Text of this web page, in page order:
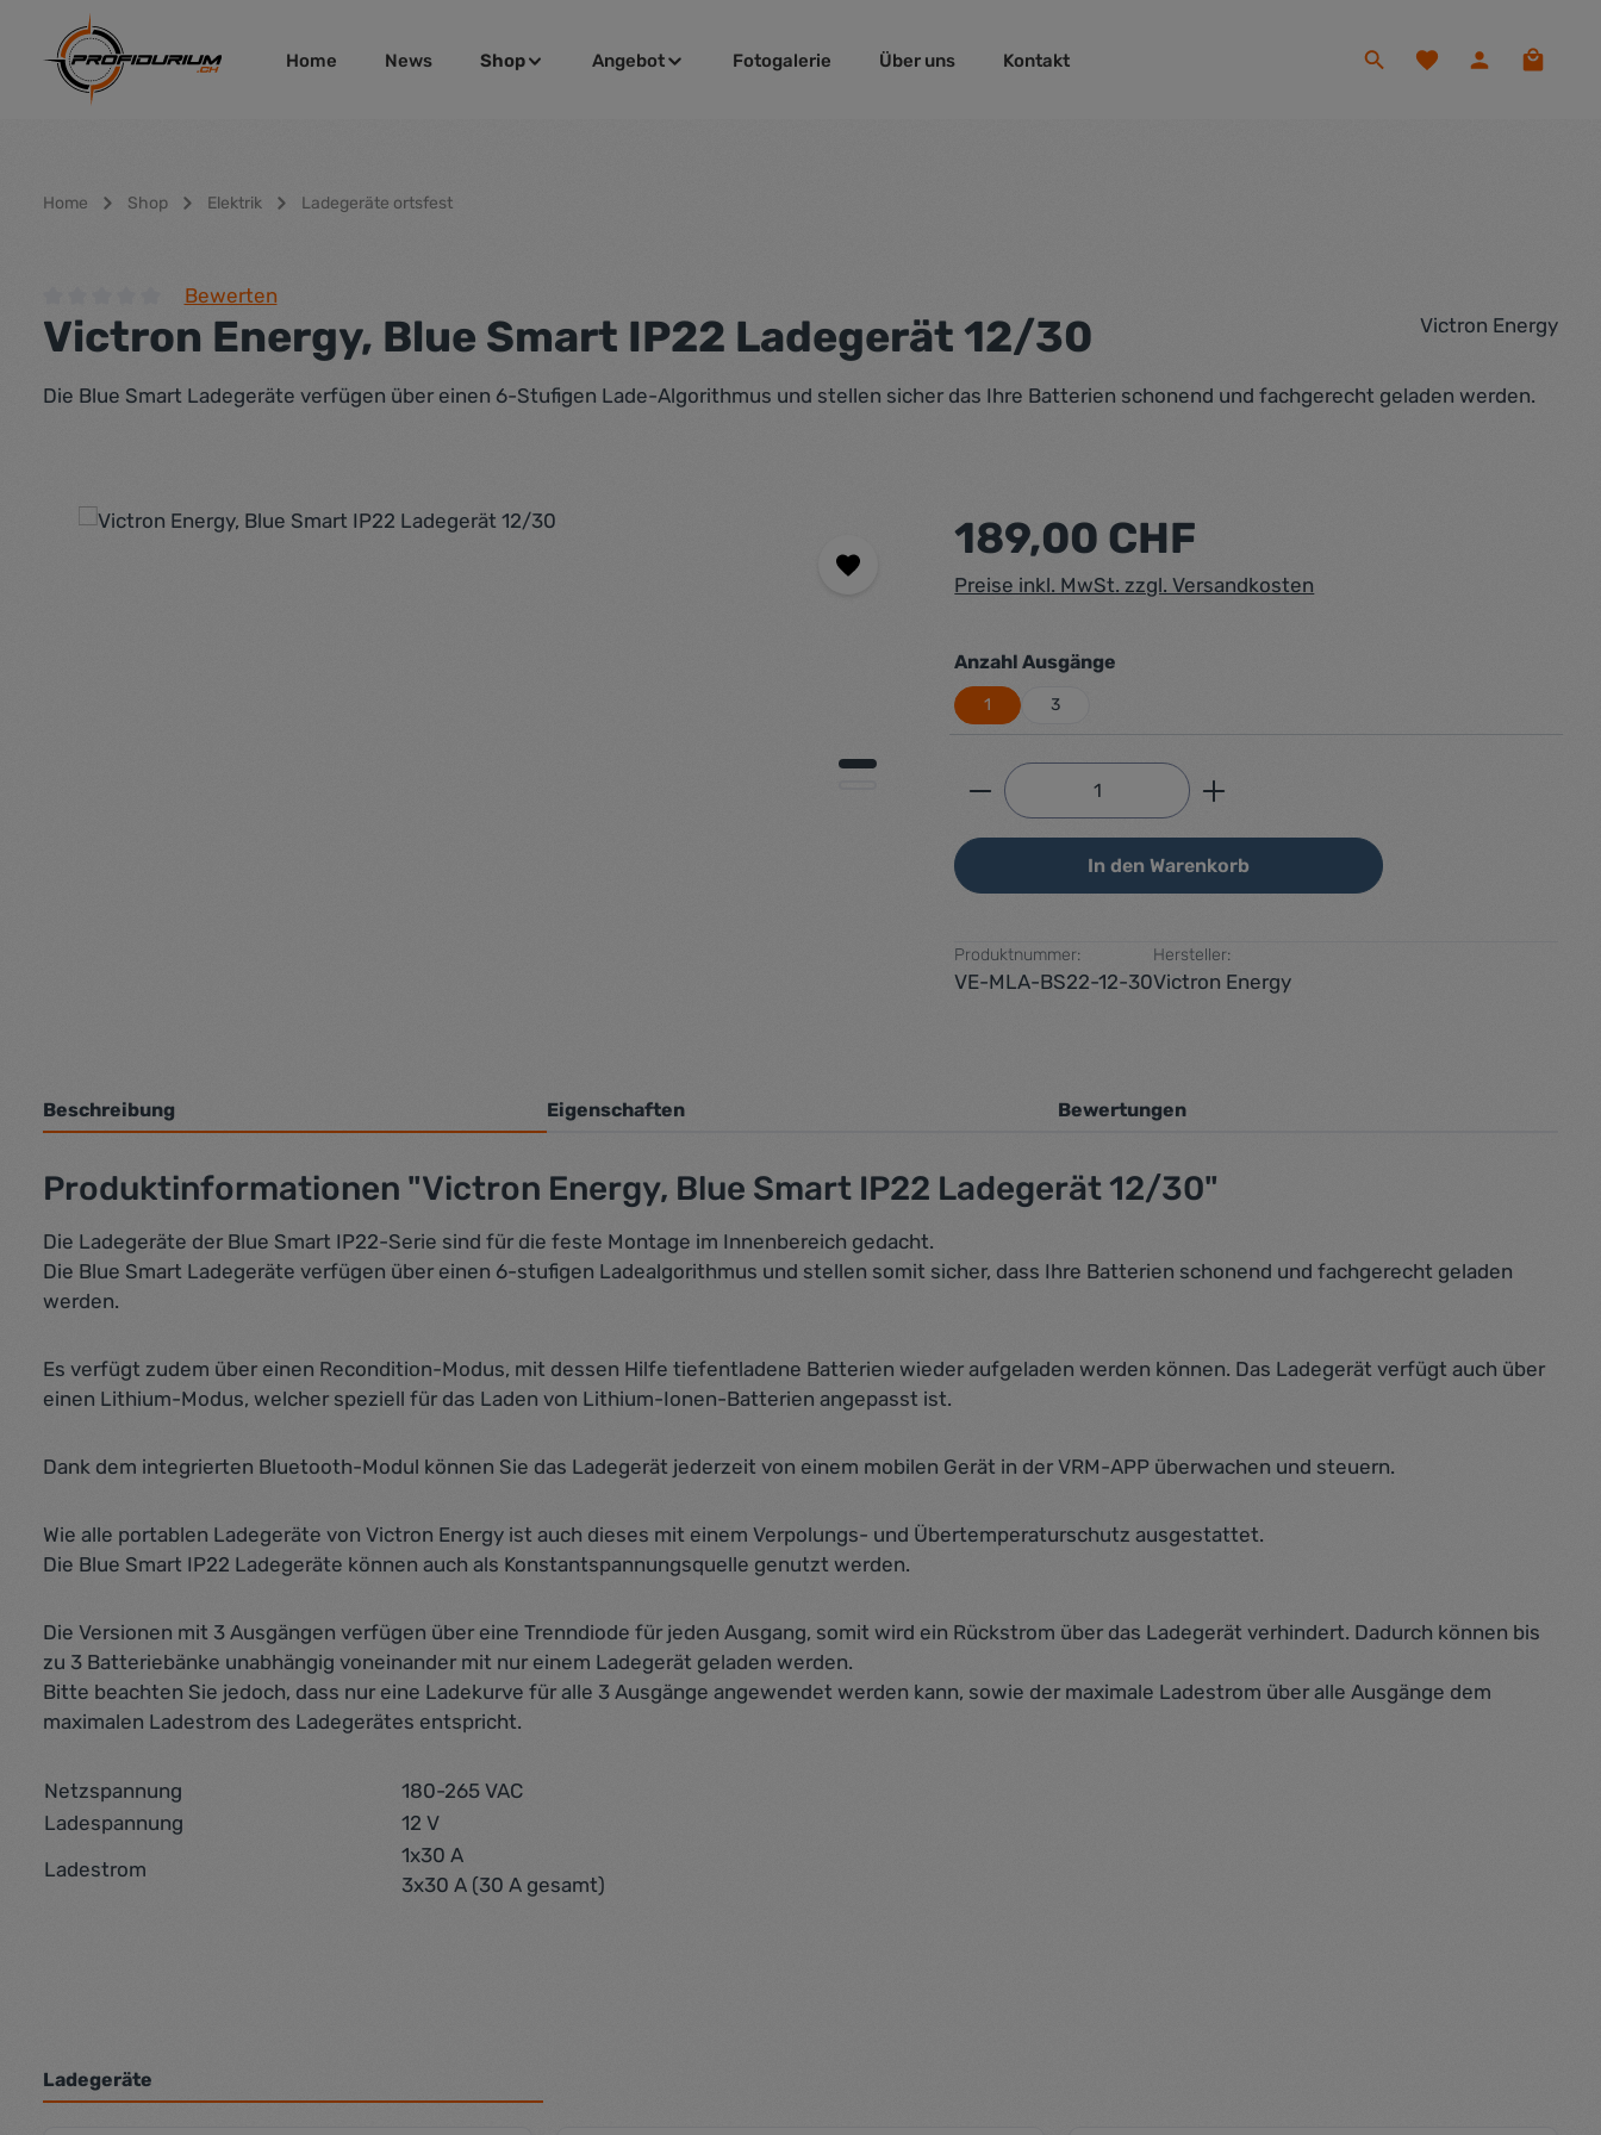
Hauptinhalt springen
Zur Hauptnavigation springen
Home News Shop Angebot Fotogalerie Über uns Kontakt
Du hast 0 Produkte
Home Shop Elektrik Ladegeräte ortsfest
Durchschnittliche Bewertung von 0 von 5 Sternen
Bewerten
Victron Energy, Blue Smart IP22 Ladegerät 12/30 Victron Energy
Die Blue Smart Ladegeräte verfügen über einen 6-Stufigen Lade-Algorithmus und stellen sicher das Ihre Batterien schonend und fachgerecht geladen werden.
Bildergalerie überspringen Regulärer Preis:
189,00 CHF
Preise inkl. MwSt. zzgl. Versandkosten
Anzahl Ausgänge
1 3
Produkt Anzahl: Gib den gewünschten Wert
In den Warenkorb
Produktnummer:
VE-MLA-BS22-12-30
Hersteller:
Victron Energy
Beschreibung Eigenschaften Bewertungen
Produktinformationen "Victron Energy, Blue Smart IP22 Ladegerät 12/30"
Die Ladegeräte der Blue Smart IP22-Serie sind für die feste Montage im Innenbereich gedacht.
Die Blue Smart Ladegeräte verfügen über einen 6-stufigen Ladealgorithmus und stellen somit sicher, dass Ihre Batterien schonend und fachgerecht geladen
werden.
Es verfügt zudem über einen Recondition-Modus, mit dessen Hilfe tiefentladene Batterien wieder aufgeladen werden können. Das Ladegerät verfügt auch über
einen Lithium-Modus, welcher speziell für das Laden von Lithium-Ionen-Batterien angepasst ist.
Dank dem integrierten Bluetooth-Modul können Sie das Ladegerät jederzeit von einem mobilen Gerät in der VRM-APP überwachen und steuern.
Wie alle portablen Ladegeräte von Victron Energy ist auch dieses mit einem Verpolungs- und Übertemperaturschutz ausgestattet.
Die Blue Smart IP22 Ladegeräte können auch als Konstantspannungsquelle genutzt werden.
Die Versionen mit 3 Ausgängen verfügen über eine Trenndiode für jeden Ausgang, somit wird ein Rückstrom über das Ladegerät verhindert. Dadurch können bis
zu 3 Batteriebänke unabhängig voneinander mit nur einem Ladegerät geladen werden.
Bitte beachten Sie jedoch, dass nur eine Ladekurve für alle 3 Ausgänge angewendet werden kann, sowie der maximale Ladestrom über alle Ausgänge dem
maximalen Ladestrom des Ladegerätes entspricht.
Netzspannung
180-265 VAC
Ladespannung
12 V
Ladestrom
1x30 A
3x30 A (30 A gesamt)
Ladegeräte